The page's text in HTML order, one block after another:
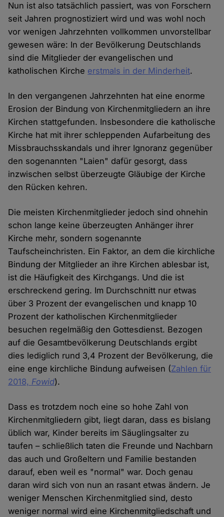
Nun ist also tatsächlich passiert, was von Forschern
seit Jahren prognostiziert wird und was wohl noch
vor wenigen Jahrzehnten vollkommen unvorstellbar
gewesen wäre: In der Bevölkerung Deutschlands
sind die Mitglieder der evangelischen und
katholischen Kirche erstmals in der Minderheit.
In den vergangenen Jahrzehnten hat eine enorme
Erosion der Bindung von Kirchenmitgliedern an ihre
Kirchen stattgefunden. Insbesondere die katholische
Kirche hat mit ihrer schleppenden Aufarbeitung des
Missbrauchsskandals und ihrer Ignoranz gegenüber
den sogenannten "Laien" dafür gesorgt, dass
inzwischen selbst überzeugte Gläubige der Kirche
den Rücken kehren.
Die meisten Kirchenmitglieder jedoch sind ohnehin
schon lange keine überzeugten Anhänger ihrer
Kirche mehr, sondern sogenannte
Taufscheinchristen. Ein Faktor, an dem die kirchliche
Bindung der Mitglieder an ihre Kirchen ablesbar ist,
ist die Häufigkeit des Kirchgangs. Und die ist
erschreckend gering. Im Durchschnitt nur etwas
über 3 Prozent der evangelischen und knapp 10
Prozent der katholischen Kirchenmitglieder
besuchen regelmäßig den Gottesdienst. Bezogen
auf die Gesamtbevölkerung Deutschlands ergibt
dies lediglich rund 3,4 Prozent der Bevölkerung, die
eine enge kirchliche Bindung aufweisen (Zahlen für
2018, Fowid).
Dass es trotzdem noch eine so hohe Zahl von
Kirchenmitgliedern gibt, liegt daran, dass es bislang
üblich war, Kinder bereits im Säuglingsalter zu
taufen – schließlich taten die Freunde und Nachbarn
das auch und Großeltern und Familie bestanden
darauf, eben weil es "normal" war. Doch genau
daran wird sich von nun an rasant etwas ändern. Je
weniger Menschen Kirchenmitglied sind, desto
weniger normal wird eine Kirchenmitgliedschaft und